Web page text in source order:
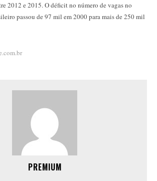
2012 e 2015. O déficit no número de vagas no
passou de 97 mil em 2000 para mais de 250 mil
PREMIUM